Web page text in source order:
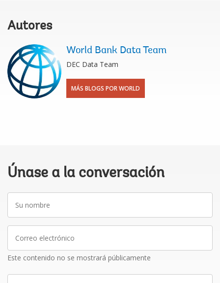
Autores
World Bank Data Team
DEC Data Team
MÁS BLOGS POR WORLD
Únase a la conversación
nombre
electrónico
Este contenido no se mostrará públicamente